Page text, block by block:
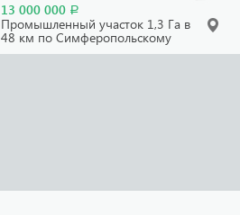
13 000 000 Р
Промышленный участок 1,3 Га в
48 км по Симферопольскому
шоссе